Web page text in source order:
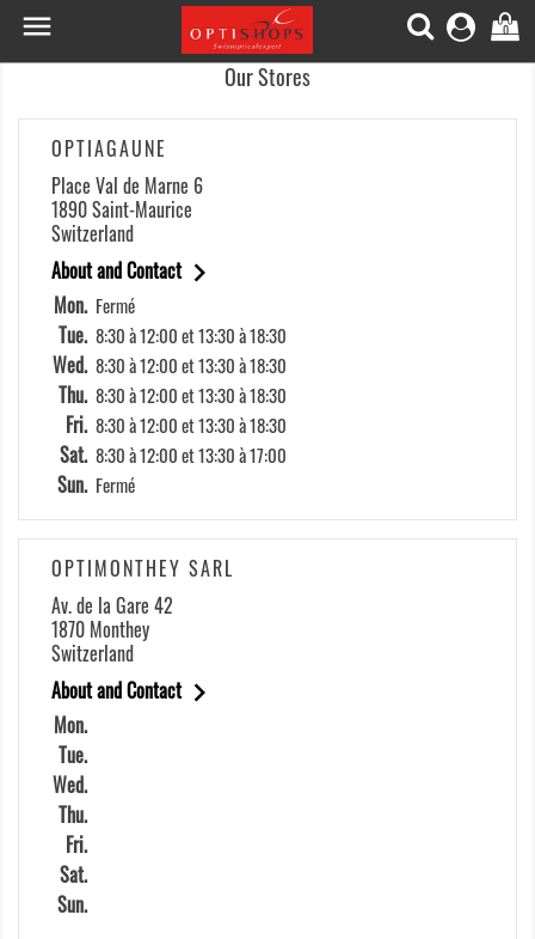
 0
Our Stores
OPTIAGAUNE
Place Val de Marne 6
1890 Saint-Maurice
Switzerland
About and Contact
Mon. Fermé
Tue. 8:30 à 12:00 et 13:30 à 18:30
Wed. 8:30 à 12:00 et 13:30 à 18:30
Thu. 8:30 à 12:00 et 13:30 à 18:30
Fri. 8:30 à 12:00 et 13:30 à 18:30
Sat. 8:30 à 12:00 et 13:30 à 17:00
Sun. Fermé
OPTIMONTHEY SARL
Av. de la Gare 42
1870 Monthey
Switzerland
About and Contact
Mon.
Tue.
Wed.
Thu.
Fri.
Sat.
Sun.